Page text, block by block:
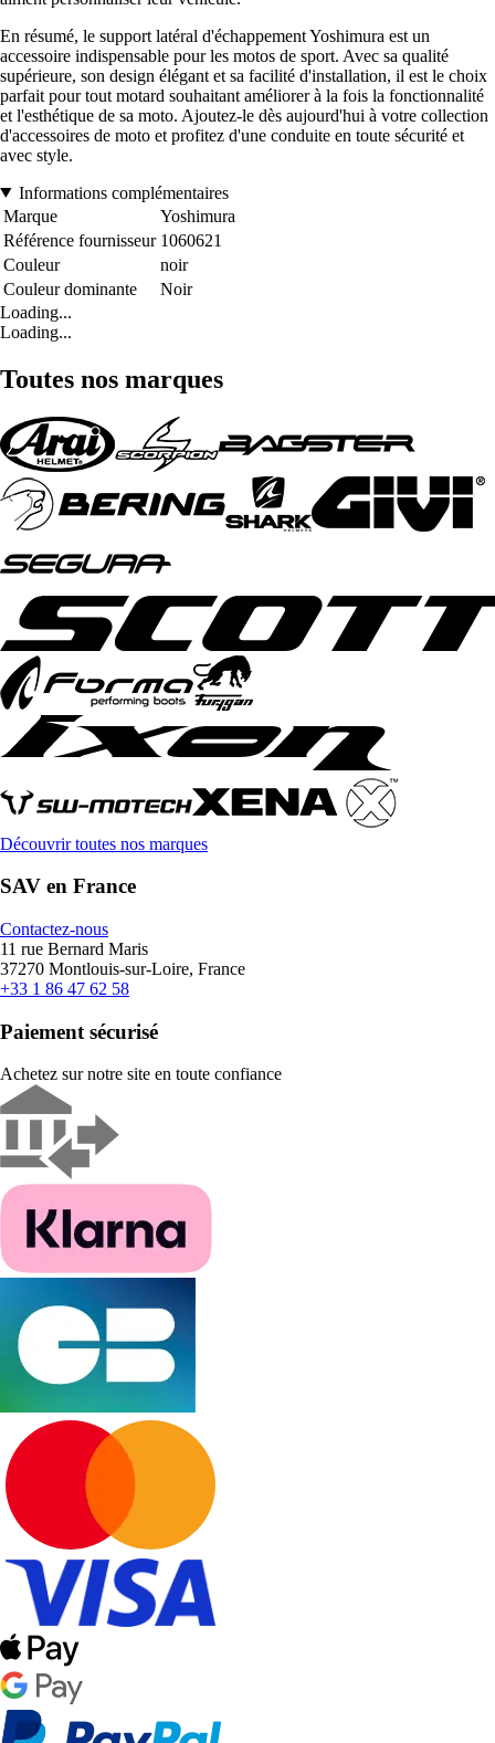
En résumé, le support latéral d'échappement Yoshimura est un
accessoire indispensable pour les motos de sport. Avec sa qualité
supérieure, son design élégant et sa facilité d'installation, il est le choix
parfait pour tout motard souhaitant améliorer à la fois la fonctionnalité
et l'esthétique de sa moto. Ajoutez-le dès aujourd'hui à votre collection
d'accessoires de moto et profitez d'une conduite en toute sécurité et
avec style.
Informations complémentaires
Marque
Yoshimura
Référence fournisseur 1060621
Couleur
noir
Couleur dominante
Noir
Loading...
Loading...
Toutes nos marques
Découvrir toutes nos marques
SAV en France
Contactez-nous
11 rue Bernard Maris
37270 Montlouis-sur-Loire, France
+33 1 86 47 62 58
Paiement sécurisé
Achetez sur notre site en toute confiance